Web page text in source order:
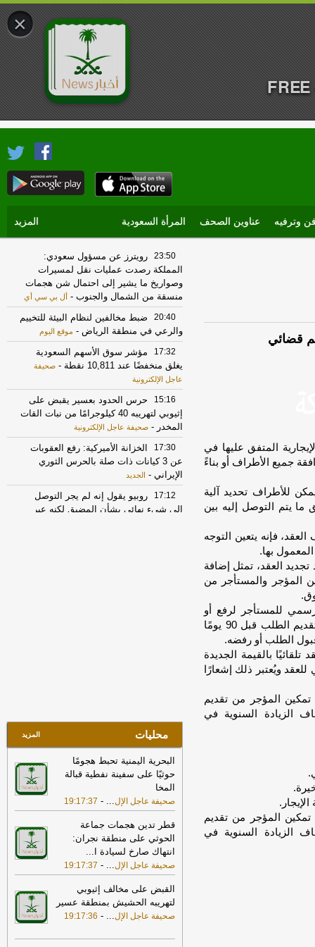
وترفيه عناوين الصحف المرأة السعودية المزيد
قضائي
المتفق عليها في
جميع الأطراف أو بناءً
للأطراف تحديد آلية
ما يتم التوصل إليه بين
فإنه يتعين التوجه
بها.
العقد، تمثل إضافة
المؤجر والمستأجر من
للمستأجر لرفع أو
خفض قيمة الإيجار للفترة العقدية التالية، على أن يتم تقديم الطلب قبل 90 يومًا
الطلب أو رفضه.
بالقيمة الجديدة
ويُعتبر ذلك إشعارًا
المؤجر من تقديم
الزيادة السنوية في
المؤجر من تقديم
الزيادة السنوية في
23:50
رويترز عن مسؤول سعودي:
المملكة رصدت عمليات نقل لمسيرات
وصواريخ ما يشير إلى احتمال شن هجمات
منسقة من الشمال والجنوب - أل بي سي أي
20:40
ضبط مخالفين لنظام البيئة للتخييم
والرعي في منطقة الرياض - موقع اليوم
17:32
مؤشر سوق الأسهم السعودية
يغلق منخفضًا عند 10,811 نقطة
- صحيفة
عاجل الإلكترونية
15:16
حرس الحدود بعسير يقبض على
إثيوبي لتهريبه 40 كيلوجرامًا من نبات القات
المخدر - صحيفة عاجل الإلكترونية
17:30
الخزانة الأميركية: رفع العقوبات
عن 3 كيانات ذات صلة بالحرس الثوري
الإيراني - الجديد
17:12
روبيو يقول إنه لم يجر التوصل
الى شيء نهائي بشأن المضيق لكنه عبر
التصعيد -
22:02
مركز الملك سلمان للإغاثة يقدّم
مساعدات عاجلة لمتضرري حريق مأرب-
صحيفة عاجل الإلكترونية
الخارجية الأميركية: على الأميركيين
خارج الشرق الأوسط أن يعيدوا النظر في
السفر إلى المنطقة -
LBCI
15:10
«الأرصاد»:الرياض والدمام الأعلى
حرارة بـ46 مئوية.. وأبها الأدنى
صحيفة
عاجل الإلكترونية
21:52
ضبط 23 كيلوجرامًا من الحشيش
والكوكايين.. مكافحة المخدرات تطيح بـ4
متهمين في 3 مناطق
-صحيفة عاجل الإلكترونية
17:30
أمين الجامعة العربية: نحذر من
محليات المزيد
البحرية اليمنية تحبط هجومًا
حوثيًا على سفينة نفطية قبالة
المخا
صحيفة عاجل الإل...
-
19:17:37
قطر تدين هجمات جماعة
الحوثي على منطقة نجران:
انتهاك صارخ لسيادة ا...
صحيفة عاجل الإل...
-
19:17:37
القبض على مخالف إثيوبي
لتهريبه الحشيش بمنطقة عسير
صحيفة عاجل الإل...
-
19:17:36
×